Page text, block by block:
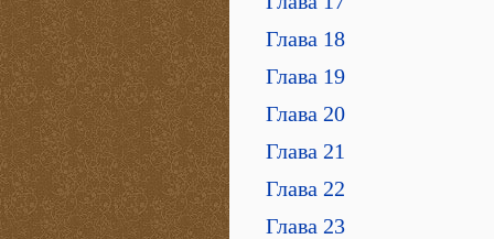
Глава 18
Глава 19
Глава 20
Глава 21
Глава 22
Глава 23